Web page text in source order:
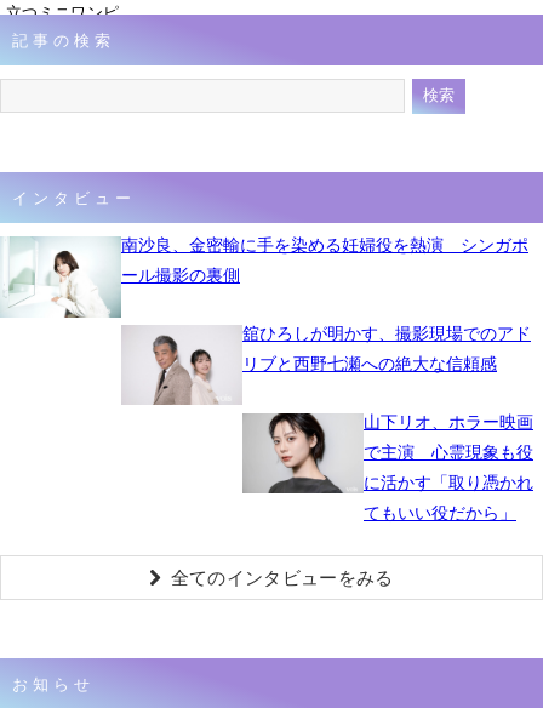
立つミニワンピ
5月27日 14時37分
記事の検索
インタビュー
南沙良、金密輸に手を染める妊婦役を熱演 シンガポ
ール撮影の裏側
舘ひろしが明かす、撮影現場でのアド
リブと西野七瀬への絶大な信頼感
山下リオ、ホラー映画
で主演 心霊現象も役
に活かす「取り憑かれ
てもいい役だから」
全てのインタビューをみる
お知らせ